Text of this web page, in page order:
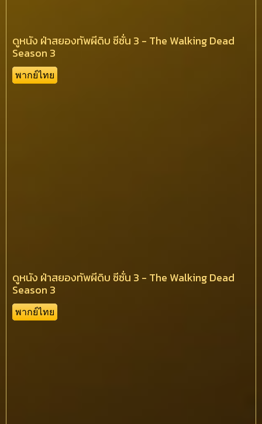
ดูหนัง ฝ่าสยองทัพผีดิบ ซีซั่น 3 - The Walking Dead
Season 3
พากย์ไทย
ดูหนัง ฝ่าสยองทัพผีดิบ ซีซั่น 3 - The Walking Dead
Season 3
พากย์ไทย